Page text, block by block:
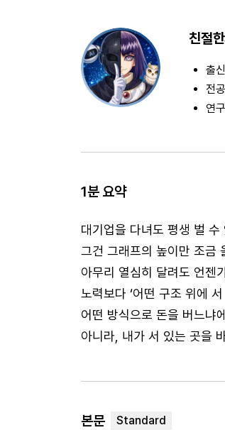
친절
출
전
연
1분 요약
대기업을 다녀도 평생 벌
그건 그래프의 높이만 조금
아무리 열심히 달려도 언젠
노력보다 ‘어떤 구조 위에
어떤 방식으로 돈을 버느냐
아니라, 내가 서 있는 곳을
본문